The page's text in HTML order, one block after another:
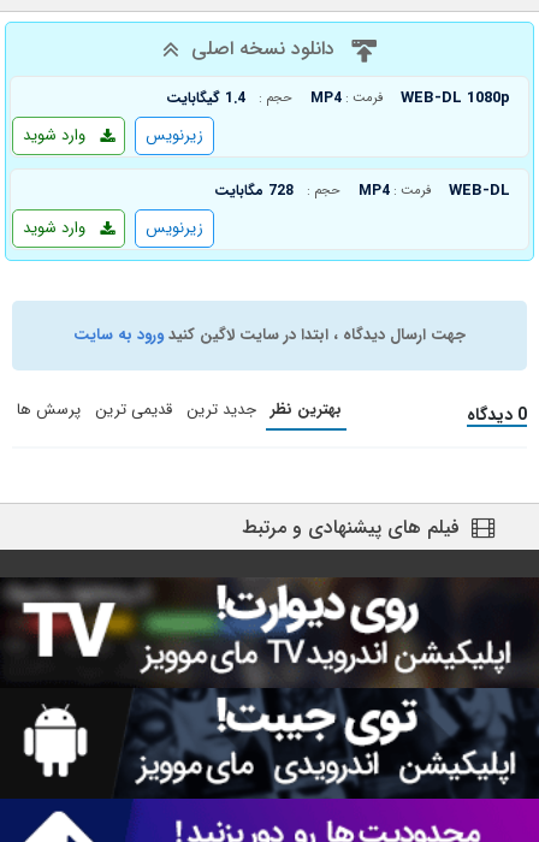
دانلود نسخه اصلی
WEB-DL 1080p فرمت : MP4 حجم : 1.4 گیگابایت
وارد شوید زیرنویس
WEB-DL فرمت : MP4 حجم : 728 مگابایت
وارد شوید زیرنویس
جهت ارسال دیدگاه ، ابتدا در سایت لاگین کنیدورود به سایت
0 دیدگاه بهترین نظر جدید ترین قدیمی ترین پرسش ها
فیلم های پیشنهادی و مرتبط